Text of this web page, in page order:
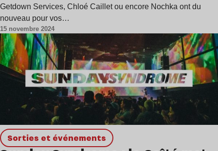
Getdown Services, Chloé Caillet ou encore Nochka ont du
nouveau pour vos…
15 novembre 2024
Sorties et événements